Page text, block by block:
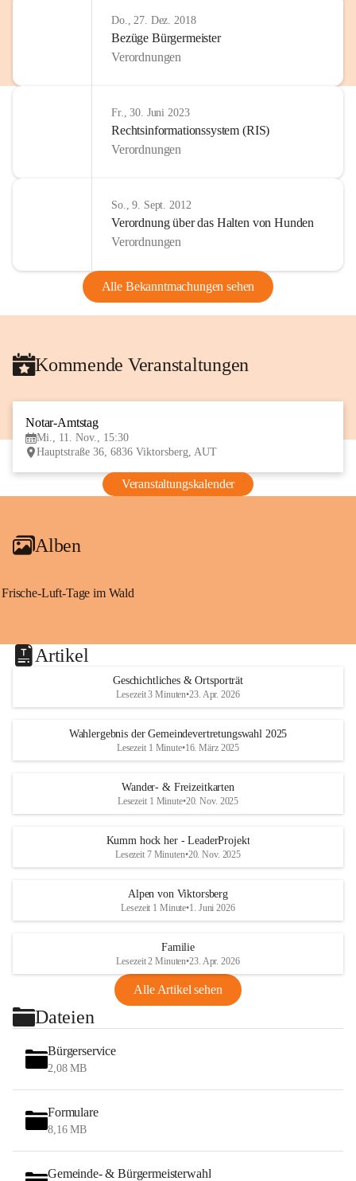
Do., 27. Dez. 2018
Bezüge Bürgermeister
Verordnungen
Fr., 30. Juni 2023
Rechtsinformationssystem (RIS)
Verordnungen
So., 9. Sept. 2012
Verordnung über das Halten von Hunden
Verordnungen
Alle Bekanntmachungen sehen
Kommende Veranstaltungen
Notar-Amtstag
Mi., 11. Nov., 15:30
Hauptstraße 36, 6836 Viktorsberg, AUT
Veranstaltungskalender
Alben
Frische-Luft-Tage im Wald
Artikel
Geschichtliches & Ortsporträt
Lesezeit 3 Minuten•23. Apr. 2026
Wahlergebnis der Gemeindevertretungswahl 2025
Lesezeit 1 Minute•16. März 2025
Wander- & Freizeitkarten
Lesezeit 1 Minute•20. Nov. 2025
Kumm hock her - LeaderProjekt
Lesezeit 7 Minuten•20. Nov. 2025
Alpen von Viktorsberg
Lesezeit 1 Minute•1. Juni 2026
Familie
Lesezeit 2 Minuten•23. Apr. 2026
Alle Artikel sehen
Dateien
Bürgerservice
2,08 MB
Formulare
8,16 MB
Gemeinde- & Bürgermeisterwahl